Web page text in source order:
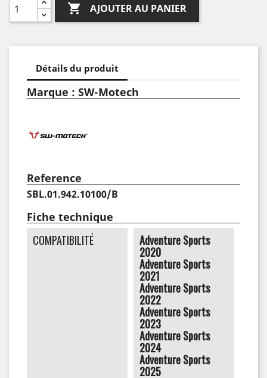
 AJOUTER AU PANIER
Détails du produit
Marque : SW-Motech
Reference
SBL.01.942.10100/B
Fiche technique
COMPATIBILITÉ Adventure Sports
2020
Adventure Sports
2021
Adventure Sports
2022
Adventure Sports
2023
Adventure Sports
2024
Adventure Sports
2025